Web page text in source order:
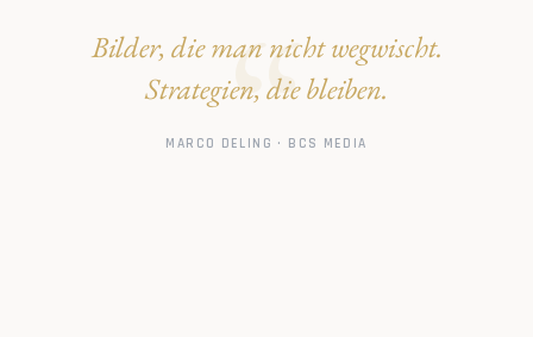
Bilder, die man nicht wegwischt.
Strategien, die bleiben.
MARCO DELING · BCS MEDIA